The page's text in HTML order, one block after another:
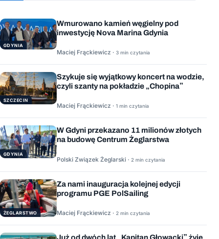
GDYNIA
Wmurowano kamień węgielny pod
inwestycję Nova Marina Gdynia
Maciej Frąckiewicz · 3 min czytania
SZCZECIN
Szykuje się wyjątkowy koncert na wodzie,
czyli szanty na pokładzie „Chopina”
Maciej Frąckiewicz · 1 min czytania
GDYNIA
W Gdyni przekazano 11 milionów złotych
na budowę Centrum Żeglarstwa
Polski Związek Żeglarski · 2 min czytania
ŻEGLARSTWO
Za nami inauguracja kolejnej edycji
programu PGE PolSailing
Maciej Frąckiewicz · 2 min czytania